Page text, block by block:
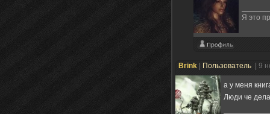
Я это
Brink Пользователь | 9
а у меня
Люди че